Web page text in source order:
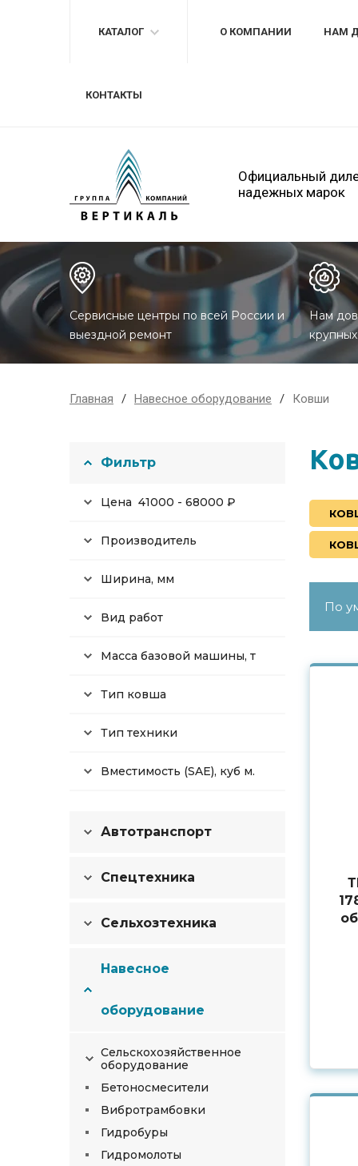
КАТАЛОГ О КОМПАНИИ НАМ
КОНТАКТЫ
Официальный
надежных марок
Сервисные центры по всей России и
выездной ремонт
Нам
Главная Навесное оборудование Ковши
Фильтр
Цена 41000 - 68000 ₽
Производитель
Ширина, мм
Вид работ
Масса базовой машины, т
Тип ковша
Тип техники
Вместимость (SAE), куб м.
Автотранспорт
Спецтехника
Сельхозтехника
Навесное
оборудование
Сельскохозяйственное
оборудование
Бетоносмесители
Вибротрамбовки
Гидробуры
Гидромолоты